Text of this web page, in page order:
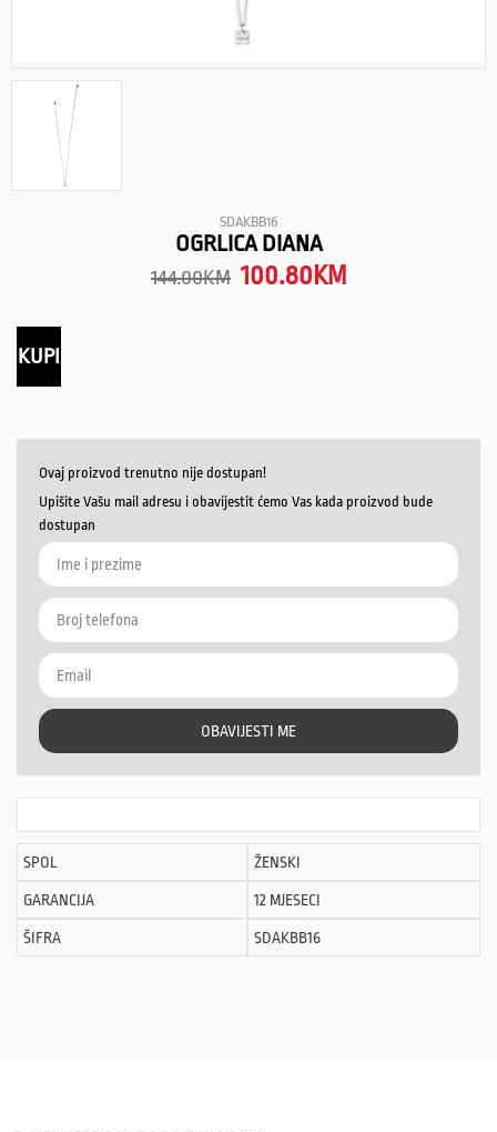
SDAKBB16
OGRLICA DIANA
144.00KM 100.80 KM
KUPI
Ovaj proizvod trenutno nije dostupan!
Upišite Vašu mail adresu i obavijestit ćemo Vas kada proizvod bude
dostupan
OBAVIJESTI ME
SPOL ŽENSKI
GARANCIJA 12 MJESECI
ŠIFRA SDAKBB16